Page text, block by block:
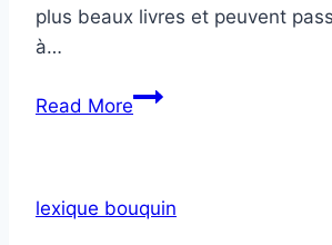
plus beaux livres et peuvent
à…
Read MoreComment
les
lexique bouquin